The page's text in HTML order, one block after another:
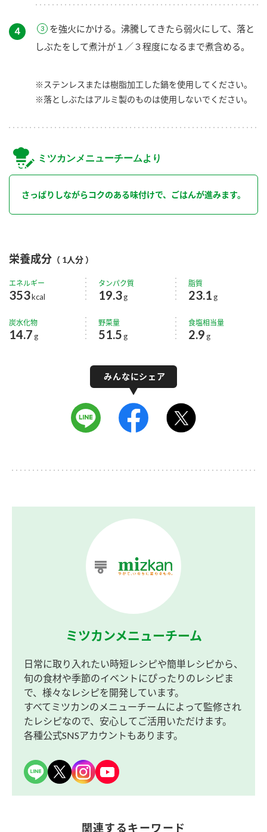
４
を強火にかける。沸騰してきたら弱火にして、落と
しぶたをして煮汁が１／３程度になるまで煮含める。
※ステンレスまたは樹脂加工した鍋を使用してください。
※落としぶたはアルミ製のものは使用しないでください。
ミツカンメニューチームより
さっぱりしながらコクのある味付けで、ごはんが進みます。
栄養成分 （ 1人分 ）
エネルギー
353kcal
タンパク質
19.3g
脂質
23.1 g
炭水化物
14.7 g
野菜量
51.5 g
食塩相当量
2.9 g
ミツカンメニューチーム
日常に取り入れたい時短レシピや簡単レシピから、
旬の食材や季節のイベントにぴったりのレシピま
で、様々なレシピを開発しています。
すべてミツカンのメニューチームによって監修され
たレシピなので、安心してご活用いただけます。
各種公式SNSアカウントもあります。
関連するキーワード